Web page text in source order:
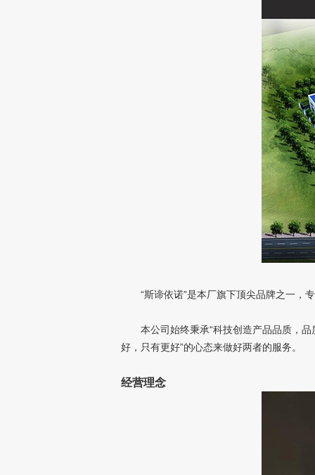
“斯谛依诺”是本厂旗下顶尖品牌之一，
本公司始终秉承“科技创造产品品质，品
好，只有更好”的心态来做好两者的服务。
经营理念